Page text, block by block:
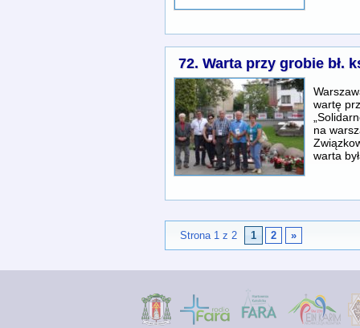
72. Warta przy grobie bł.
wartę
na
warta
Strona 1 z 2 1 2 »